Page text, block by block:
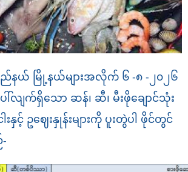
ည်နယ် မြို့နယ်များအလိုက် ၆ -၈ -၂၀၂၆
လျက်ရှိသော ဆန်၊ ဆီ၊ မီးဖိုချောင်သုံး
ငါးနှင့် ဥ‌ဈေးနှုန်းများကို ပူးတွဲပါ ဖိုင်တွင်